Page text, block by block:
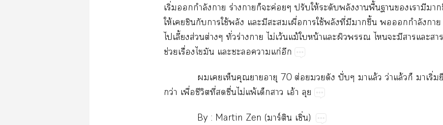
เริ่มกำลังา ร่างาก็ะค่อยๆ ปรับให้ระดับพลังาพื้นาเามีา
ให้เชินกับาใช้พลัง แะมีะเผื่อาใช้พลังที่มีาขึ้น กำลังา
ไเลี้ยงส่วนต่างๆ ทั่วร่างา ไม่เว้นแม้ใหน้าแะผิว ไะมีาแะ
ช่วยเรื่องไมัน แะะาแก่อีก
เเห็นคุณาอายุ 70 ต่อยดัง ปั่บๆ าแล้ว ว่าแล้วก็ าเริ่ม
กว่า เพื่อชีวิตที่สดชื่นไม่แพ้เด็กา เอ้า ลุย
By : Martin Zen (มาร์ติน เซิ่น)